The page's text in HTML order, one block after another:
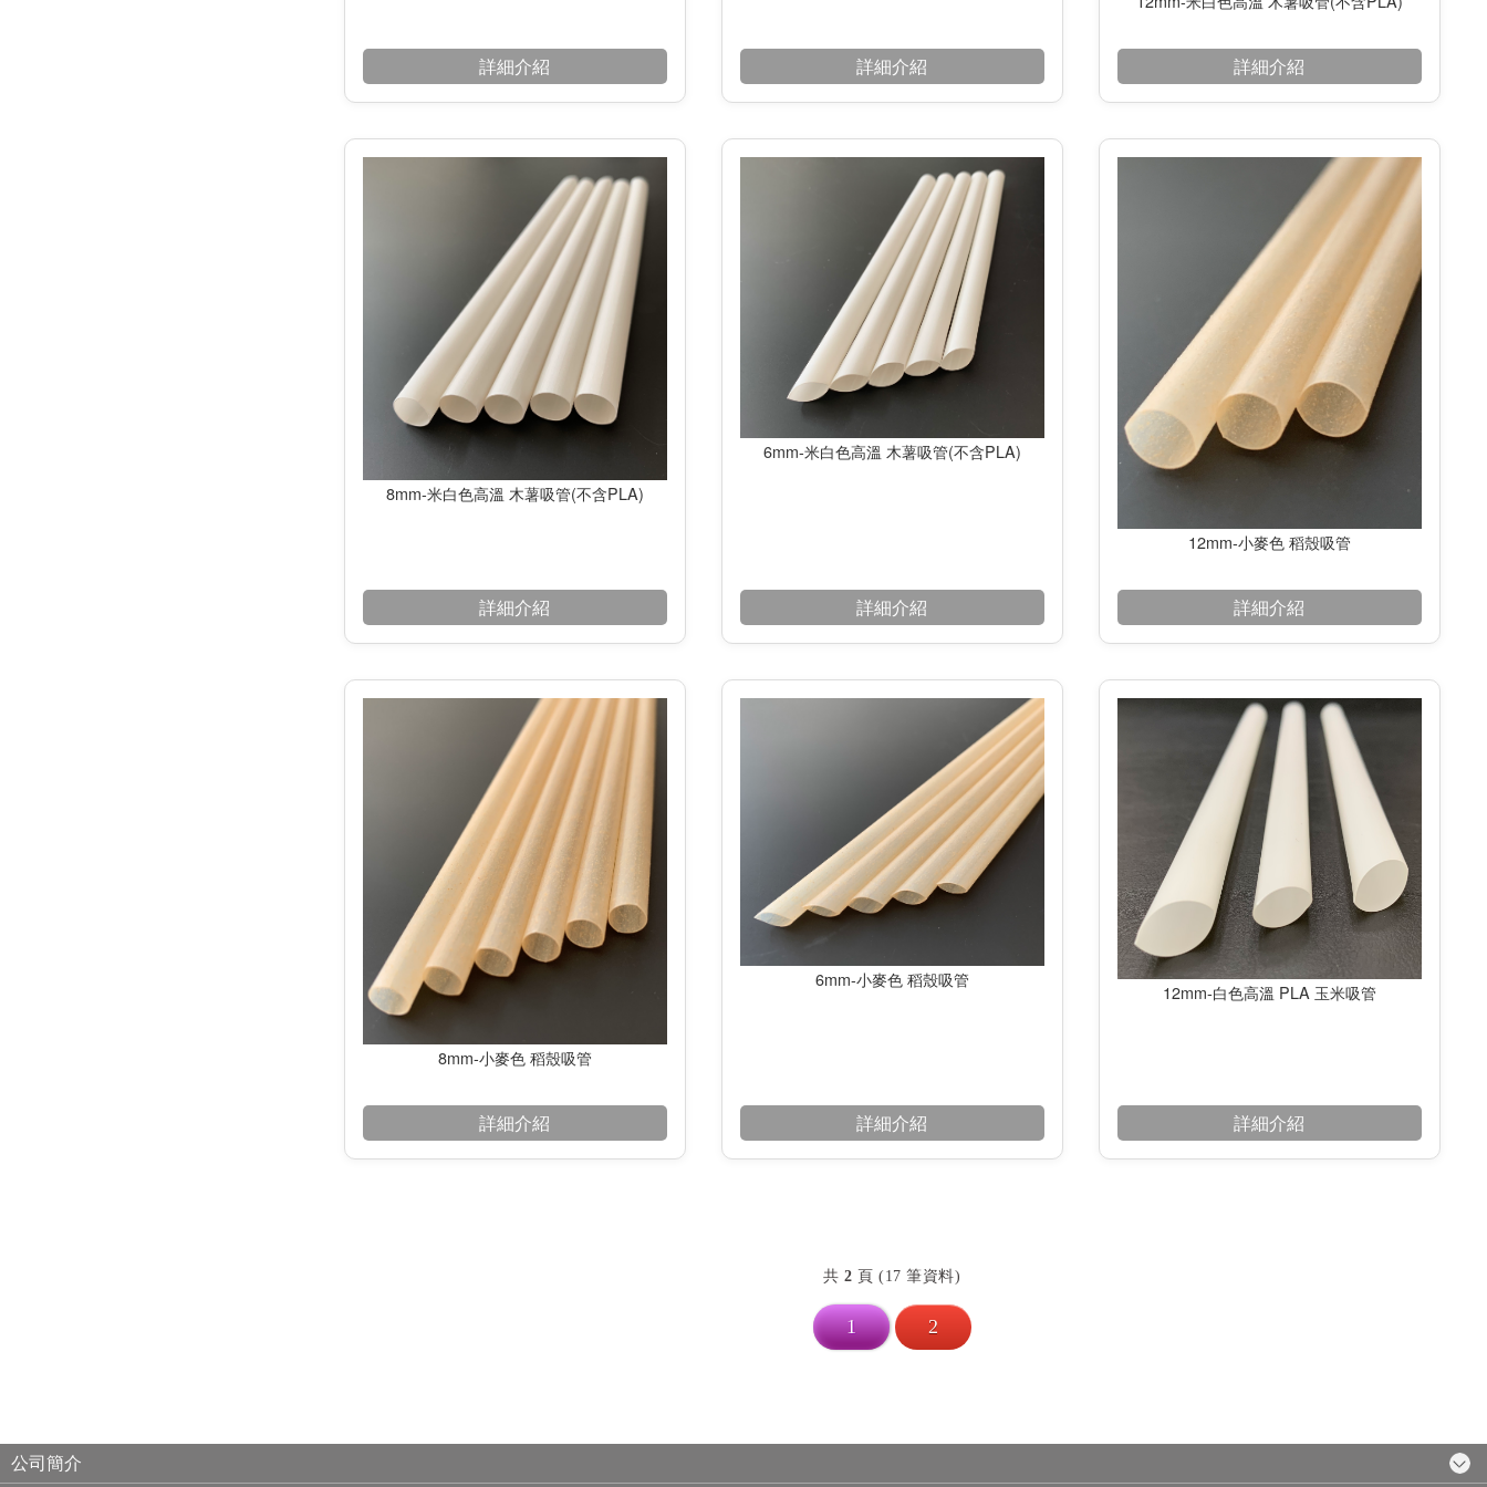
詳細介紹 詳細介紹 詳細介紹
8mm-米白色高溫 木薯吸管(不含PLA)
詳細介紹
6mm-米白色高溫 木薯吸管(不含PLA)
詳細介紹
12mm-小麥色 稻殼吸管
詳細介紹
8mm-小麥色 稻殼吸管
詳細介紹
6mm-小麥色 稻殼吸管
詳細介紹
12mm-白色高溫 PLA 玉米吸管
詳細介紹
共2 頁 (17 筆資料)
1 2
公司簡介